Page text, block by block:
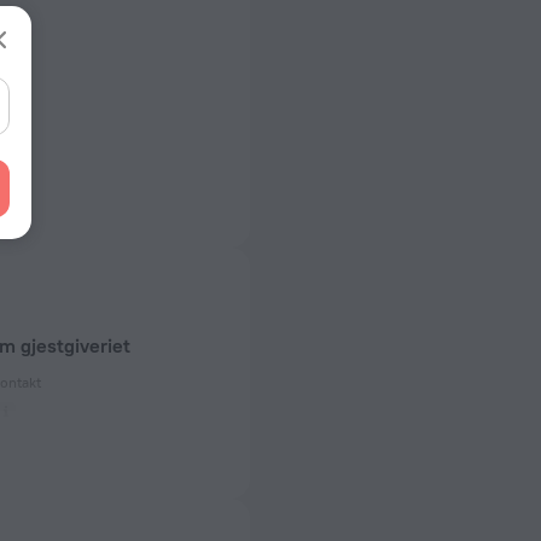
gjestgiveriet